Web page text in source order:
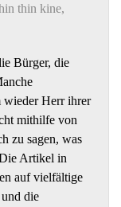
thin kine,
Bürger, die
wieder Herr ihrer
mithilfe von
zu sagen, was
Artikel in
auf vielfältige
die